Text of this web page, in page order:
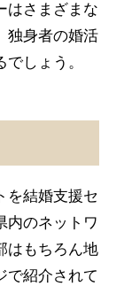
はさまざまな
独身者の婚活
しょう。
を結婚支援セ
内のネットワ
はもちろん地
で紹介されて